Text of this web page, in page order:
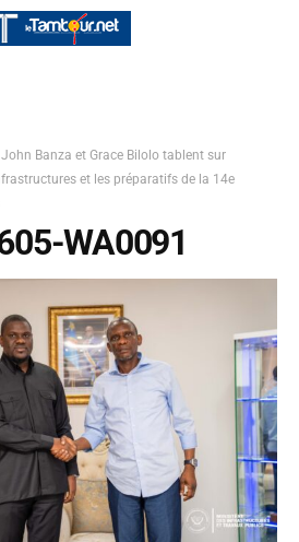
John Banza et Grace Bilolo tablent sur
et les préparatifs de la 14e
WA0091